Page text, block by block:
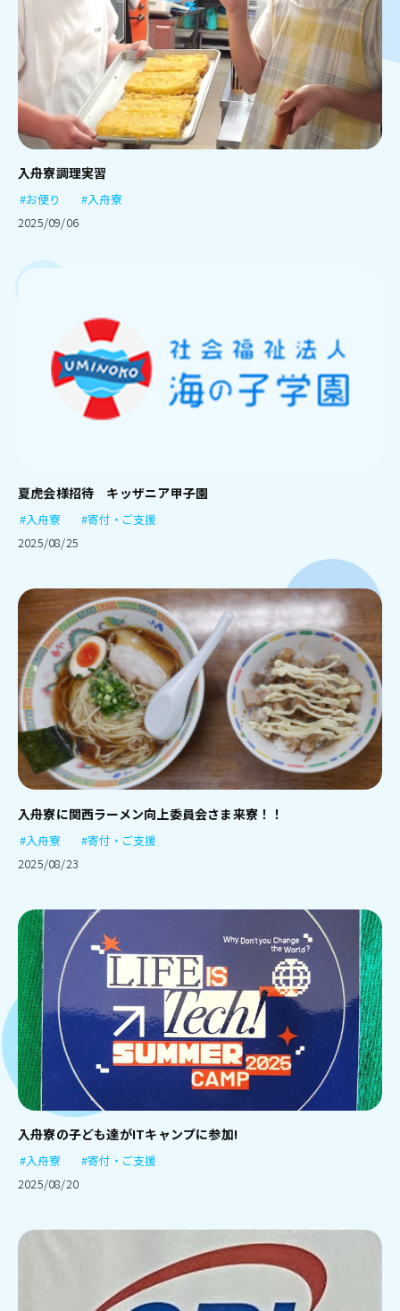
入舟寮調理実習
#お便り
#入舟寮
2025/09/06
夏虎会様招待 キッザニア甲子園
#入舟寮
#寄付・ご支援
2025/08/25
入舟寮に関西ラーメン向上委員会さま来寮！！
#入舟寮
#寄付・ご支援
2025/08/23
入舟寮の子ども達がITキャンプに参加!
#入舟寮
#寄付・ご支援
2025/08/20